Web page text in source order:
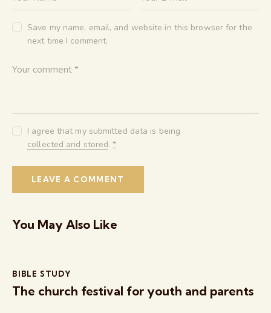
Save my name, email, and website in this browser for the
next time I comment.
I agree that my submitted data is being
collected and stored.*
You May Also Like
BIBLE STUDY
The church festival for youth and parents